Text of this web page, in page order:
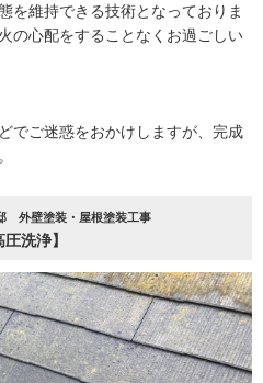
を維持できる技術となっておりま
の心配をすることなくお過ごしい
でご迷惑をおかけしますが、完成
外壁塗装・屋根塗装工事
圧洗浄】